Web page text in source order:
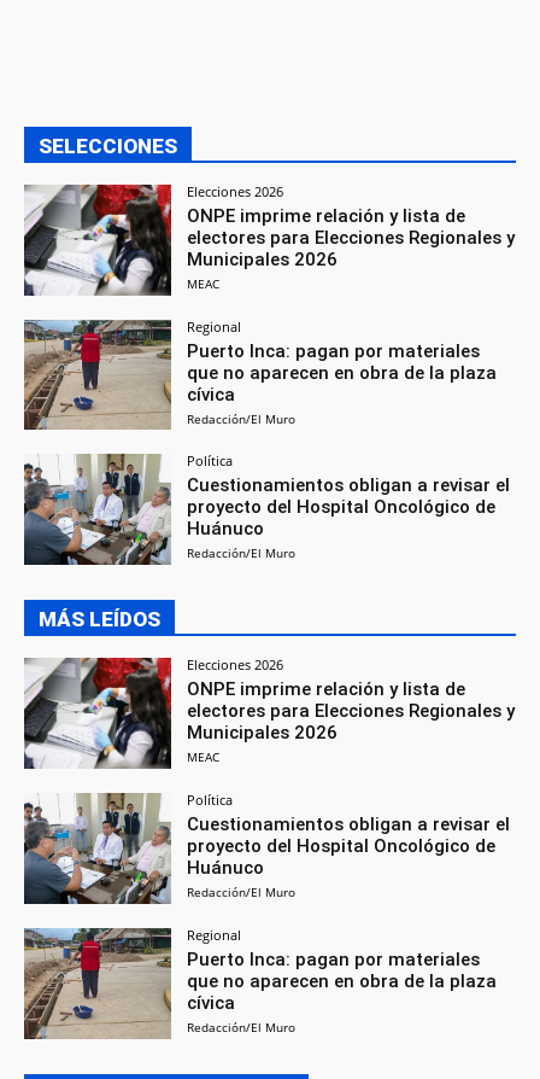
SELECCIONES
Elecciones 2026
ONPE imprime relación y lista de
electores para Elecciones Regionales y
Municipales 2026
MEAC
Regional
Puerto Inca: pagan por materiales
que no aparecen en obra de la plaza
cívica
Redacción/El Muro
Política
Cuestionamientos obligan a revisar el
proyecto del Hospital Oncológico de
Huánuco
Redacción/El Muro
MÁS LEÍDOS
Elecciones 2026
ONPE imprime relación y lista de
electores para Elecciones Regionales y
Municipales 2026
MEAC
Política
Cuestionamientos obligan a revisar el
proyecto del Hospital Oncológico de
Huánuco
Redacción/El Muro
Regional
Puerto Inca: pagan por materiales
que no aparecen en obra de la plaza
cívica
Redacción/El Muro